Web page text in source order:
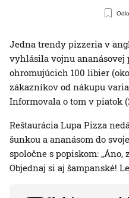
Jedna trendy pizzeria v
vyhlásila vojnu ananásovej
ohromujúcich 100 libier
zákazníkov od nákupu
Informovala o tom v piatok
Reštaurácia Lupa Pizza
šunkou a ananásom do
spoločne s popiskom: „Áno,
Objednaj si aj šampanské!